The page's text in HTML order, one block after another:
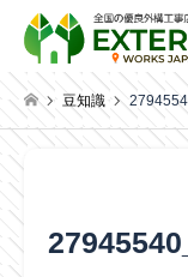
豆知識